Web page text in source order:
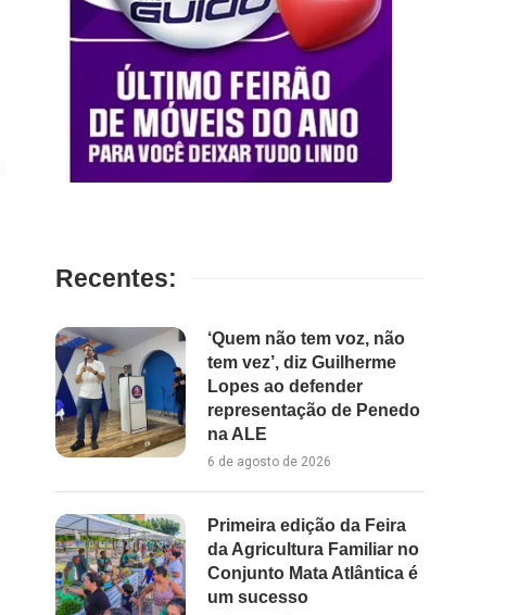
Recentes:
‘Quem não tem voz, não
tem vez’, diz Guilherme
Lopes ao defender
representação de Penedo
na ALE
6 de agosto de 2026
Primeira edição da Feira
da Agricultura Familiar no
Conjunto Mata Atlântica é
um sucesso